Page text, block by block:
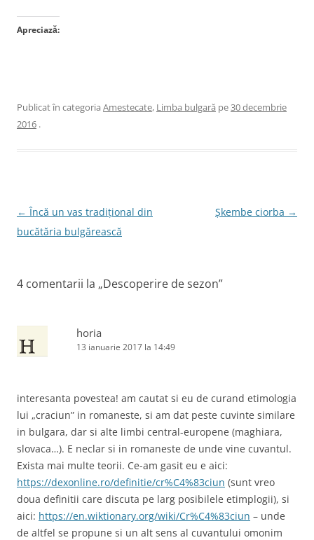
Apreciază:
Publicat în categoria Amestecate, Limba bulgară pe30 decembrie
2016 .
Navigare
în
← Încă un vas tradițional din
bucătăria bulgărească
Șkembe ciorba →
4 comentarii la „Descoperire de sezon”
horia
13 ianuarie 2017 la 14:49
interesanta povestea! am cautat si eu de curand etimologia
lui „craciun” in romaneste, si am dat peste cuvinte similare
in bulgara, dar si alte limbi central-europene (maghiara,
slovaca…). E neclar si in romaneste de unde vine cuvantul.
Exista mai multe teorii. Ce-am gasit eu e aici:
https://dexonline.ro/definitie/cr%C4%83ciun (sunt vreo
doua definitii care discuta pe larg posibilele etimplogii), si
aici: https://en.wiktionary.org/wiki/Cr%C4%83ciun – unde
de altfel se propune si un alt sens al cuvantului omonim